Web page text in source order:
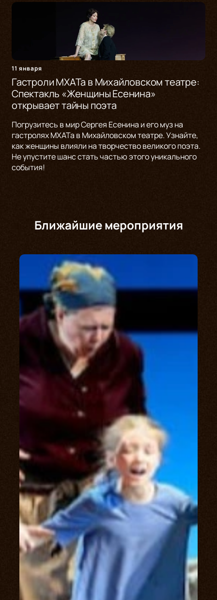
11 января
Гастроли МХАТа в Михайловском театре:
Спектакль «Женщины Есенина»
открывает тайны поэта
Погрузитесь в мир Сергея Есенина и его муз на
гастролях МХАТа в Михайловском театре. Узнайте,
как женщины влияли на творчество великого поэта.
Не упустите шанс стать частью этого уникального
события!
Ближайшие мероприятия